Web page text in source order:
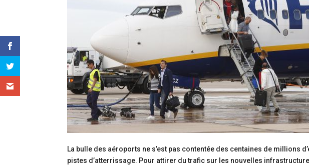
La bulle des aéroports ne s’est pas contentée des centaines de millions
pistes d’atterrissage. Pour attirer du trafic sur les nouvelles